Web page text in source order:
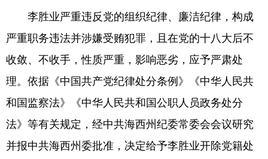
李胜业严重违反党的组织纪律、廉洁纪律，构成
严重职务违法并涉嫌受贿犯罪，且在党的十八大后不
收敛、不收手，性质严重，影响恶劣，应予严肃处
理。依据《中国共产党纪律处分条例》《中华人民共
和国监察法》《中华人民共和国公职人员政务处分
法》等有关规定，经中共海西州纪委常委会会议研究
并报中共海西州委批准，决定给予李胜业开除党籍处